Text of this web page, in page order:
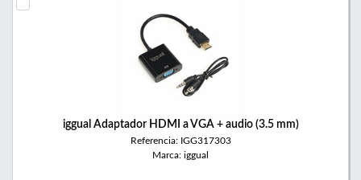
iggual Adaptador HDMI a VGA + audio (3.5 mm)
Referencia: IGG317303
Marca: iggual